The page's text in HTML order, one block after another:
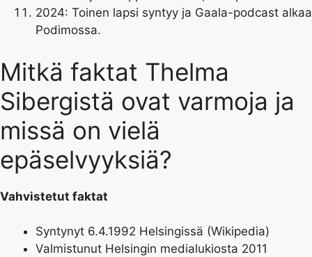
2024: Toinen lapsi syntyy ja Gaala-podcast alkaa
Podimossa.
Mitkä faktat Thelma
Sibergistä ovat varmoja ja
missä on vielä
epäselvyyksiä?
Vahvistetut faktat
Syntynyt 6.4.1992 Helsingissä (Wikipedia)
Valmistunut Helsingin medialukiosta 2011